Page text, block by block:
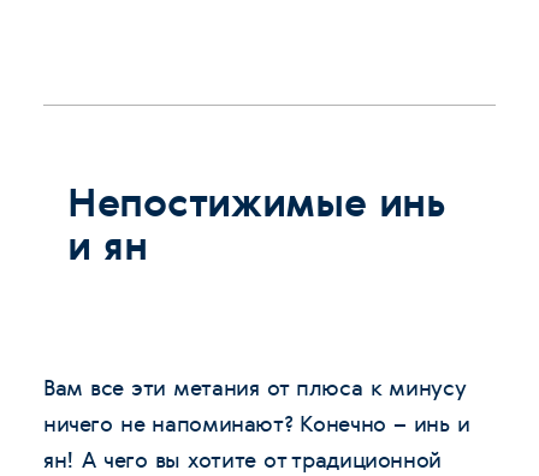
Непостижимые инь
и ян
Вам все эти метания от плюса к минусу
ничего не напоминают? Конечно – инь и
ян! А чего вы хотите от традиционной